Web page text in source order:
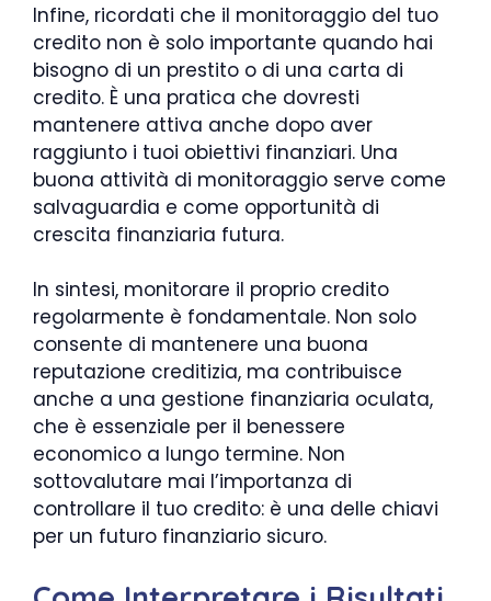
Infine, ricordati che il monitoraggio del tuo
credito non è solo importante quando hai
bisogno di un prestito o di una carta di
credito. È una pratica che dovresti
mantenere attiva anche dopo aver
raggiunto i tuoi obiettivi finanziari. Una
buona attività di monitoraggio serve come
salvaguardia e come opportunità di
crescita finanziaria futura.
In sintesi, monitorare il proprio credito
regolarmente è fondamentale. Non solo
consente di mantenere una buona
reputazione creditizia, ma contribuisce
anche a una gestione finanziaria oculata,
che è essenziale per il benessere
economico a lungo termine. Non
sottovalutare mai l’importanza di
controllare il tuo credito: è una delle chiavi
per un futuro finanziario sicuro.